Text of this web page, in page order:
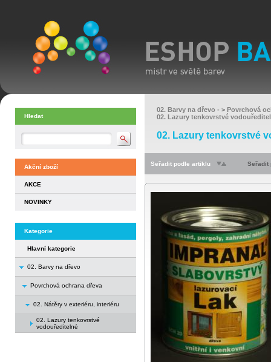
Hledat
Akční zboží
AKCE
NOVINKY
Kategorie
Hlavní kategorie
02. Barvy na dřevo
Povrchová ochrana dřeva
02. Nátěry v exteriéru, interiéru
02. Lazury tenkovrstvé
vodouředitelné
02. Barvy na dřevo - > Povrchová
02. Lazury tenkovrstvé
02. Lazury tenkovrstvé
Seřadit podle artiklu Seřadit